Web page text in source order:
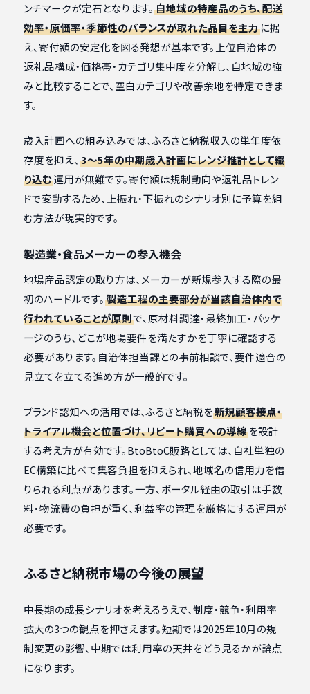
ンチマークが定石となります。 自地域の特産品のうち、配送
効率・原価率・季節性のバランスが取れた品目を主力に据
え、寄付額の安定化を図る発想が基本です。上位自治体の
返礼品構成・価格帯・カテゴリ集中度を分解し、自地域の強
みと比較することで、空白カテゴリや改善余地を特定できま
す。
歳入計画への組み込みでは、ふるさと納税収入の単年度依
存度を抑え、 3〜5年の中期歳入計画にレンジ推計として織
り込む運用が無難です。寄付額は規制動向や返礼品トレン
ドで変動するため、上振れ・下振れのシナリオ別に予算を組
む方法が現実的です。
製造業・食品メーカーの参入機会
地場産品認定の取り方は、メーカーが新規参入する際の最
初のハードルです。 製造工程の主要部分が当該自治体内で
行われていることが原則で、原材料調達・最終加工・パッケ
ージのうち、どこが地場要件を満たすかを丁寧に確認する
必要があります。自治体担当課との事前相談で、要件適合の
見立てを立てる進め方が一般的です。
ブランド認知への活用では、ふるさと納税を新規顧客接点・
トライアル機会と位置づけ、リピート購買への導線を設計
する考え方が有効です。BtoBtoC販路としては、自社単独の
EC構築に比べて集客負担を抑えられ、地域名の信用力を借
りられる利点があります。一方、ポータル経由の取引は手数
料・物流費の負担が重く、利益率の管理を厳格にする運用が
必要です。
ふるさと納税市場の今後の展望
中長期の成長シナリオを考えるうえで、制度・競争・利用率
拡大の3つの観点を押さえます。短期では2025年10月の規
制変更の影響、中期では利用率の天井をどう見るかが論点
になります。